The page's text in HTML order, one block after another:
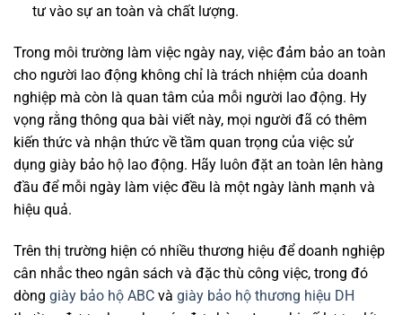
tư vào sự an toàn và chất lượng.
Trong môi trường làm việc ngày nay, việc đảm bảo an toàn
cho người lao động không chỉ là trách nhiệm của doanh
nghiệp mà còn là quan tâm của mỗi người lao động. Hy
vọng rằng thông qua bài viết này, mọi người đã có thêm
kiến thức và nhận thức về tầm quan trọng của việc sử
dụng giày bảo hộ lao động. Hãy luôn đặt an toàn lên hàng
đầu để mỗi ngày làm việc đều là một ngày lành mạnh và
hiệu quả.
Trên thị trường hiện có nhiều thương hiệu để doanh nghiệp
cân nhắc theo ngân sách và đặc thù công việc, trong đó
dòng giày bảo hộ ABC và giày bảo hộ thương hiệu DH